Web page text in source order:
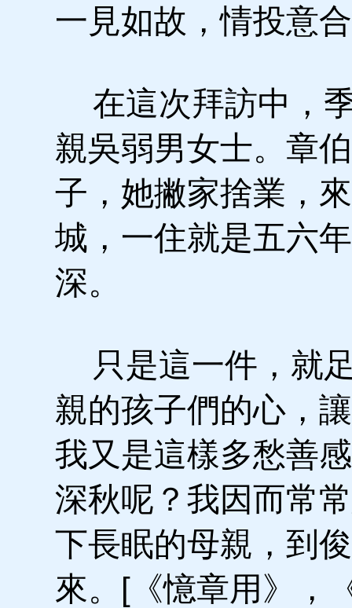
一見如故，情投意
在這次拜訪中，
親吳弱男女士。章
子，她撇家捨業，
城，一住就是五六
深。
只是這一件，就
親的孩子們的心，
我又是這樣多愁善
深秋呢？我因而常
下長眠的母親，到
來。[《憶章用》，